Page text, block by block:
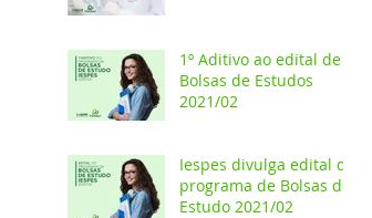
1º Aditivo ao edital de
Bolsas de Estudos
2021/02
Iespes divulga edital do
programa de Bolsas de
Estudo 2021/02